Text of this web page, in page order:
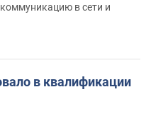
в сети и
в квалификации